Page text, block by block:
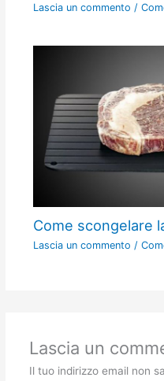
Lascia un commento /
Come scongelare
Lascia un commento /
Lascia un
Il tuo indirizzo email non